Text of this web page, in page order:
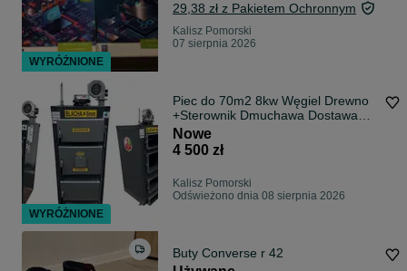
29,38 zł z Pakietem Ochronnym
Kalisz Pomorski
07 sierpnia 2026
Piec do 70m2 8kw Węgiel Drewno
+Sterownik Dmuchawa Dostawa
GRATIS
Nowe
4 500 zł
Kalisz Pomorski
Odświeżono dnia 08 sierpnia 2026
Buty Converse r 42
WYRÓŻNIONE
WYRÓŻNIONE